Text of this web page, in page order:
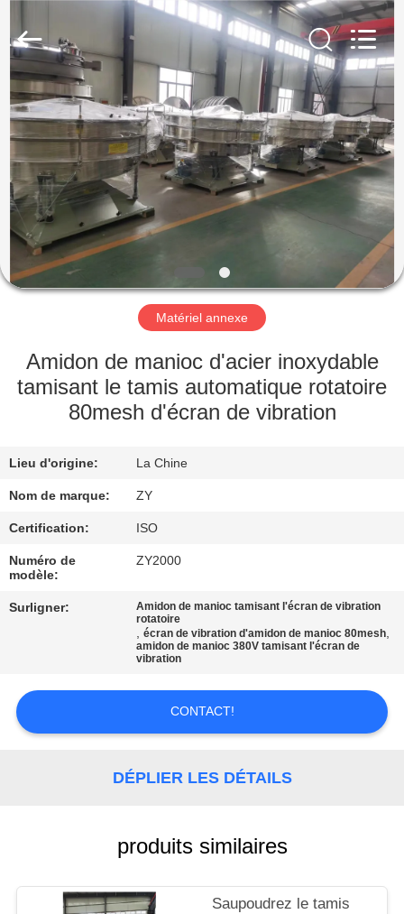
MAISON
PRODUITS
AU
SUJET
DES
USA
VISITE
D'USINE
DE
QUALITÉ
CONTACTEZ-
NOUS
NOUVELLES
DEMANDEZ
UNE
Starch
Engineering
Machinery
Co.,ltd.
Reserved.
Matériel annexe
Amidon de manioc d'acier inoxydable
tamisant le tamis automatique rotatoire
80mesh d'écran de vibration
Lieu d'origine: La Chine
Nom de marque: ZY
Certification: ISO
Numéro de
modèle:
ZY2000
Surligner:
Amidon de manioc tamisant l'écran de vibration
rotatoire
,écran de vibration d'amidon de manioc 80mesh,
amidon de manioc 380V tamisant l'écran de
vibration
CONTACT!
DÉPLIER LES DÉTAILS
produits similaires
Saupoudrez le tamis